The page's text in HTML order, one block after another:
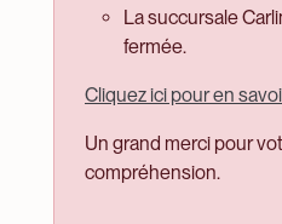
La succursale
fermée.
Cliquez ici pour en
Un grand merci pour
compréhension.